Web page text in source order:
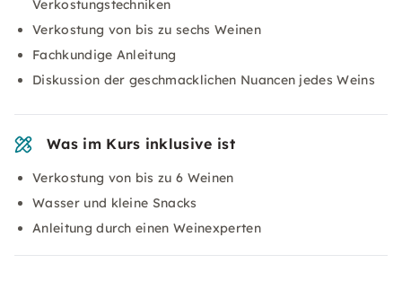
Verkostungstechniken
Verkostung von bis zu sechs Weinen
Fachkundige Anleitung
Diskussion der geschmacklichen Nuancen jedes Weins
Was im Kurs inklusive ist
Verkostung von bis zu 6 Weinen
Wasser und kleine Snacks
Anleitung durch einen Weinexperten